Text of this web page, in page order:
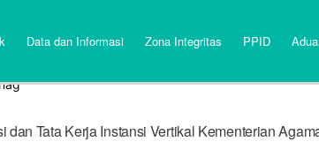
Data dan Informasi Zona Integritas PPID
Tata Kerja Instansi Vertikal Kementerian